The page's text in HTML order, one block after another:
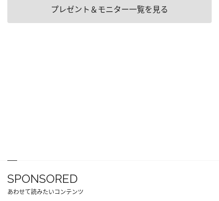
プレゼント＆モニター一覧を見る
SPONSORED
あわせて読みたいコンテンツ